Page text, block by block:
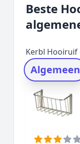
Onze
Prijs
Rating
Beste
Kerbl Hooiruif
Algemeen